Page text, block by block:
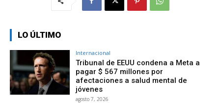
LO ÚLTIMO
Internacional
Tribunal de EEUU condena a Meta a
pagar $ 567 millones por
afectaciones a salud mental de
jóvenes
agosto 7, 2026